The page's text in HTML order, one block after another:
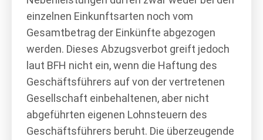
einzelnen Einkunftsarten noch vom
Gesamtbetrag der Einkünfte abgezogen
werden. Dieses Abzugsverbot greift jedoch
laut BFH nicht ein, wenn die Haftung des
Geschäftsführers auf von der vertretenen
Gesellschaft einbehaltenen, aber nicht
abgeführten eigenen Lohnsteuern des
Geschäftsführers beruht. Die überzeugende